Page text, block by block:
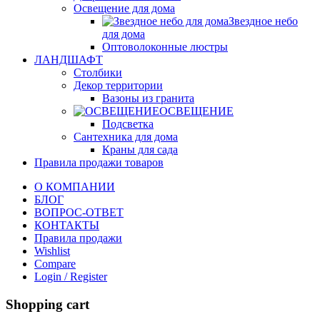
Освещение для дома
Звездное небо
для дома
Оптоволоконные люстры
ЛАНДШАФТ
Столбики
Декор территории
Вазоны из гранита
ОСВЕЩЕНИЕ
Подсветка
Сантехника для дома
Краны для сада
Правила продажи товаров
О КОМПАНИИ
БЛОГ
ВОПРОС-ОТВЕТ
КОНТАКТЫ
Правила продажи
Wishlist
Compare
Login / Register
Shopping cart